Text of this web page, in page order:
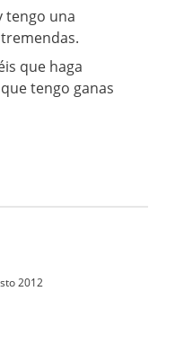
tengo una
que haga
tengo ganas
2012